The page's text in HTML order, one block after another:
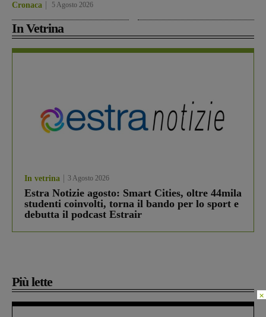
Cronaca 5 Agosto 2026
In Vetrina
In vetrina 3 Agosto 2026
Estra Notizie agosto: Smart Cities, oltre 44mila
studenti coinvolti, torna il bando per lo sport e
debutta il podcast Estrair
Più lette
×